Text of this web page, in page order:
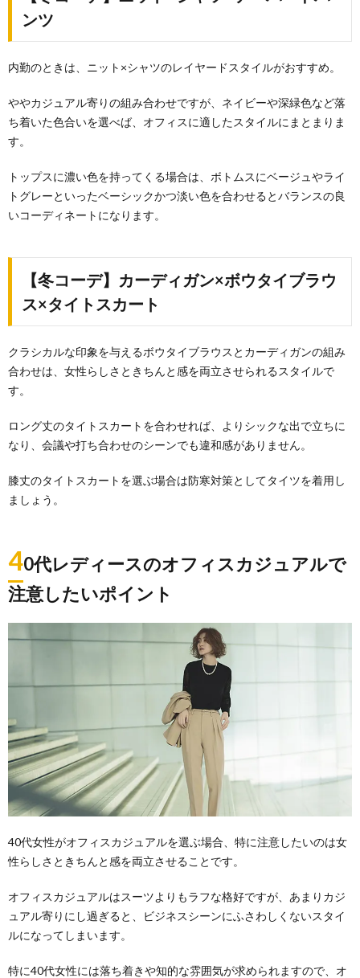
ンツ
内勤のときは、ニット×シャツのレイヤードスタイルがおすすめ。
ややカジュアル寄りの組み合わせですが、ネイビーや深緑色など落
ち着いた色合いを選べば、オフィスに適したスタイルにまとまりま
す。
トップスに濃い色を持ってくる場合は、ボトムスにベージュやライ
トグレーといったベーシックかつ淡い色を合わせるとバランスの良
いコーディネートになります。
【冬コーデ】カーディガン×ボウタイブラウ
ス×タイトスカート
クラシカルな印象を与えるボウタイブラウスとカーディガンの組み
合わせは、女性らしさときちんと感を両立させられるスタイルで
す。
ロング丈のタイトスカートを合わせれば、よりシックな出で立ちに
なり、会議や打ち合わせのシーンでも違和感がありません。
膝丈のタイトスカートを選ぶ場合は防寒対策としてタイツを着用し
ましょう。
40代レディースのオフィスカジュアルで
注意したいポイント
40代女性がオフィスカジュアルを選ぶ場合、特に注意したいのは女
性らしさときちんと感を両立させることです。
オフィスカジュアルはスーツよりもラフな格好ですが、あまりカジ
ュアル寄りにし過ぎると、ビジネスシーンにふさわしくないスタイ
ルになってしまいます。
特に40代女性には落ち着きや知的な雰囲気が求められますので、オ